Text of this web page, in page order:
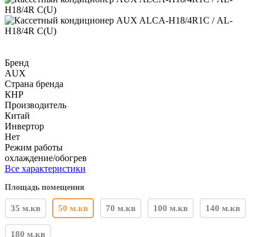
Бренд
AUX
Страна бренда
КНР
Производитель
Китай
Инвертор
Нет
Режим работы
охлаждение/обогрев
Все характеристики
Площадь помещения
35 м.кв 50 м.кв 70 м.кв 100 м.кв 140 м.кв
180 м.кв